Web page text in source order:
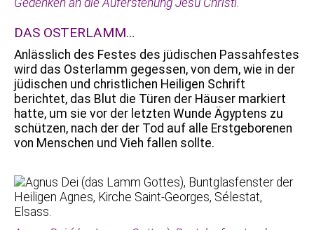
DAS OSTERLAMM…
Anlässlich des Festes des jüdischen Passahfestes
wird das Osterlamm gegessen, von dem, wie in der
jüdischen und christlichen Heiligen Schrift
berichtet, das Blut die Türen der Häuser markiert
hatte, um sie vor der letzten Wunde Ägyptens zu
schützen, nach der der Tod auf alle Erstgeborenen
von Menschen und Vieh fallen sollte.